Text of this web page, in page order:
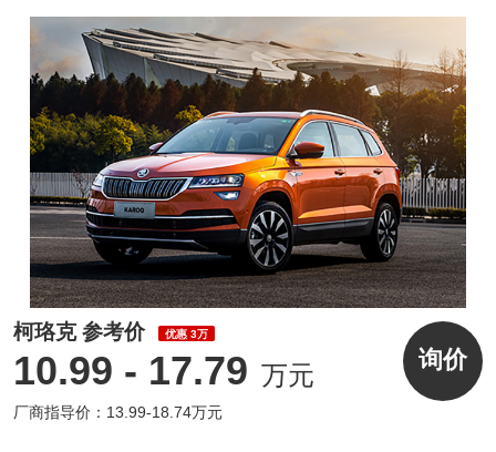
斯柯达SUV家族5款产品全系出征，亮相中国
西部国际博览城2号馆。其中，两款造型颇为
动感的Coupe式SUV：柯迪亚克GT、柯米克G
柯珞克 参考价 优惠 3万
10.99 - 17.79 万元
厂商指导价：13.99-18.74万元
询价